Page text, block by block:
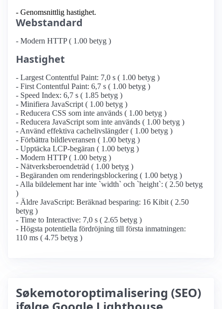
- Genomsnittlig hastighet.
Webstandard
- Modern HTTP ( 1.00 betyg )
Hastighet
- Largest Contentful Paint: 7,0 s ( 1.00 betyg )
- First Contentful Paint: 6,7 s ( 1.00 betyg )
- Speed Index: 6,7 s ( 1.85 betyg )
- Minifiera JavaScript ( 1.00 betyg )
- Reducera CSS som inte används ( 1.00 betyg )
- Reducera JavaScript som inte används ( 1.00 betyg )
- Använd effektiva cachelivslängder ( 1.00 betyg )
- Förbättra bildleveransen ( 1.00 betyg )
- Upptäcka LCP-begäran ( 1.00 betyg )
- Modern HTTP ( 1.00 betyg )
- Nätverksberoendeträd ( 1.00 betyg )
- Begäranden om renderingsblockering ( 1.00 betyg )
- Alla bildelement har inte `width` och `height`: ( 2.50 betyg
)
- Äldre JavaScript: Beräknad besparing: 16 Kibit ( 2.50
betyg )
- Time to Interactive: 7,0 s ( 2.65 betyg )
- Högsta potentiella fördröjning till första inmatningen:
110 ms ( 4.75 betyg )
Søkemotoroptimalisering (SEO)